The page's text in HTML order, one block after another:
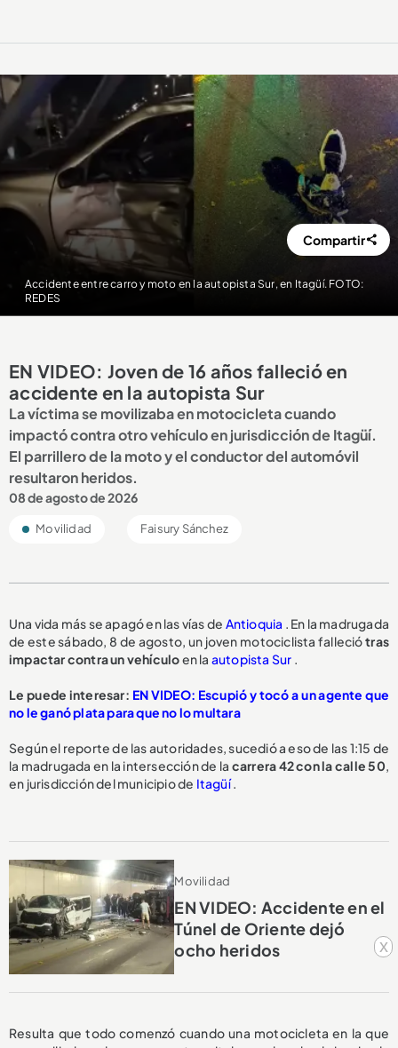
x
Accidente entre carro y moto en la autopista Sur, en Itagüí. FOTO:
REDES
Compartir
EN VIDEO: Joven de 16 años falleció en
accidente en la autopista Sur
La víctima se movilizaba en motocicleta cuando
impactó contra otro vehículo en jurisdicción de Itagüí.
El parrillero de la moto y el conductor del automóvil
resultaron heridos.
08 de agosto de 2026
Movilidad Faisury Sánchez
Una vida más se apagó en las vías de Antioquia . En la madrugada
de este sábado, 8 de agosto, un joven motociclista falleciótras
impactar contra un vehículoen la autopista Sur .
Le puede interesar: EN VIDEO: Escupió y tocó a un agente que
no le ganó plata para que no lo multara
Según el reporte de las autoridades, sucedió a eso de las 1:15 de
la madrugada en la intersección de la carrera 42 con la calle 50,
en jurisdicción del municipio de Itagüí.
Movilidad
EN VIDEO: Accidente en el
Túnel de Oriente dejó
ocho heridos
Resulta que todo comenzó cuando una motocicleta en la que